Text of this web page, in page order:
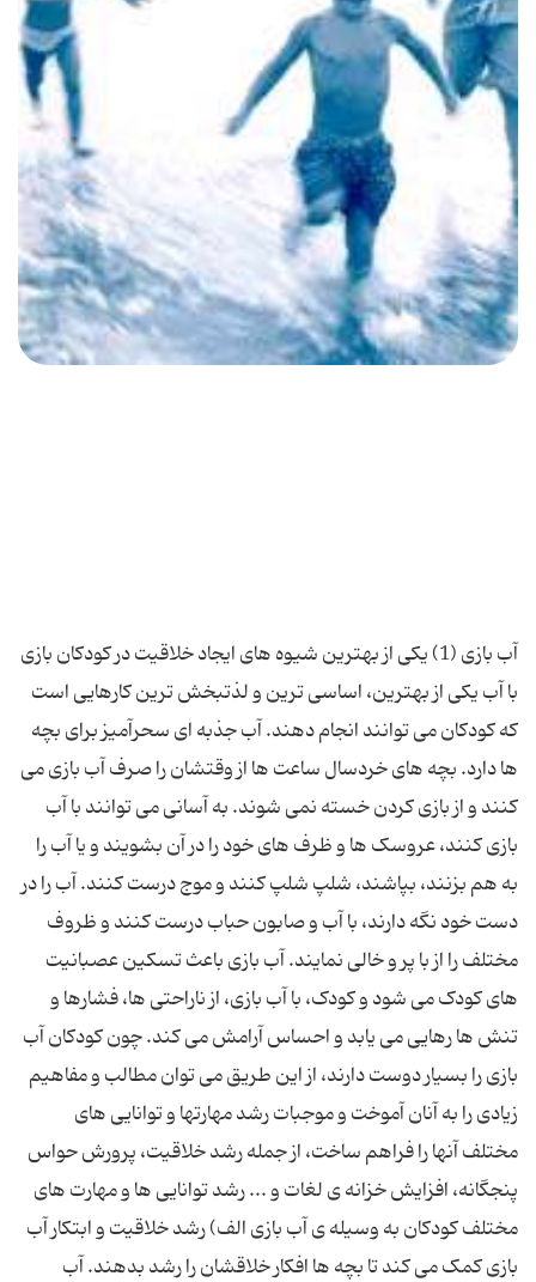
آب بازی (1) یکی از بهترین شیوه های ایجاد خلاقیت در کودکان بازی
با آب یکی از بهترین، اساسی ترین و لذتبخش ترین کارهایی است
که کودکان می توانند انجام دهند. آب جذبه ای سحرآمیز برای بچه
ها دارد. بچه های خردسال ساعت ها از وقتشان را صرف آب بازی می
کنند و از بازی کردن خسته نمی شوند. به آسانی می توانند با آب
بازی کنند، عروسک ها و ظرف های خود را در آن بشویند و یا آب را
به هم بزنند، بپاشند، شلپ شلپ کنند و موج درست کنند. آب را در
دست خود نگه دارند، با آب و صابون حباب درست کنند و ظروف
مختلف را از با پر و خالی نمایند. آب بازی باعث تسکین عصبانیت
های کودک می شود و کودک، با آب بازی، از ناراحتی ها، فشارها و
تنش ها رهایی می یابد و احساس آرامش می کند. چون کودکان آب
بازی را بسیار دوست دارند، از این طریق می توان مطالب و مفاهیم
زیادی را به آنان آموخت و موجبات رشد مهارتها و توانایی های
مختلف آنها را فراهم ساخت، از جمله رشد خلاقیت، پرورش حواس
پنجگانه، افزایش خزانه ی لغات و ... رشد توانایی ها و مهارت های
مختلف کودکان به وسیله ی آب بازی الف) رشد خلاقیت و ابتکار آب
بازی کمک می کند تا بچه ها افکار خلاقشان را رشد بدهند. آب